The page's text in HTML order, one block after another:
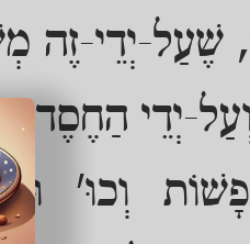
יְדֵי-זֶה
יְדֵי הַחֶסֶד
וְכוּ'